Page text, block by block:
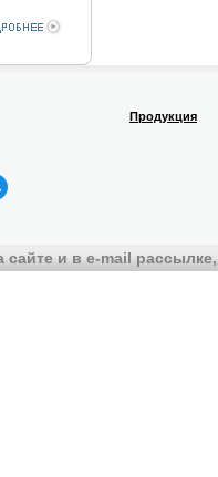
Продукция
сайте и в e-mail